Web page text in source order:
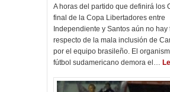
A horas del partido que definirá los
final de la Copa Libertadores entre
Independiente y Santos aún no hay
respecto de la mala inclusión de
por el equipo brasileño. El
fútbol sudamericano demora el…